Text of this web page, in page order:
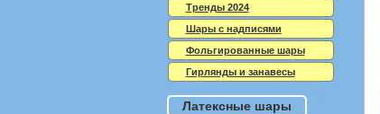
Тренды 2024
Шары с надписями
Фольгированные шары
Гирлянды и занавесы
Латексные шары